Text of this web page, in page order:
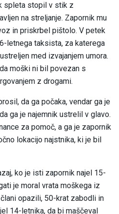
spleta stopil v stik z
na streljanje. Zapornik mu
in priskrbel pištolo. V petek
letnega taksista, za katerega
med izvajanjem umora.
moški ni bil povezan s
z drogami.
da ga počaka, vendar ga je
ga je najemnik ustrelil v glavo.
za pomoč, a ga je zapornik
lokacijo najstnika, ki je bil
ko je isti zapornik najel 15-
je moral vrata moškega iz
opazili, 50-krat zabodli in
14-letnika, da bi maščeval